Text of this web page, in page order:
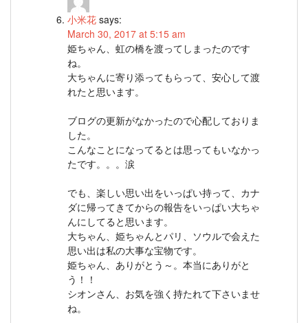
小米花 says:
March 30, 2017 at 5:15 am
姫ちゃん、虹の橋を渡ってしまったのです
ね。
大ちゃんに寄り添ってもらって、安心して渡
れたと思います。
ブログの更新がなかったので心配しておりま
した。
こんなことになってるとは思ってもいなかっ
たです。。。涙
でも、楽しい思い出をいっぱい持って、カナ
ダに帰ってきてからの報告をいっぱい大ちゃ
んにしてると思います。
大ちゃん、姫ちゃんとパリ、ソウルで会えた
思い出は私の大事な宝物です。
姫ちゃん、ありがとう～。本当にありがと
う！！
シオンさん、お気を強く持たれて下さいませ
ね。